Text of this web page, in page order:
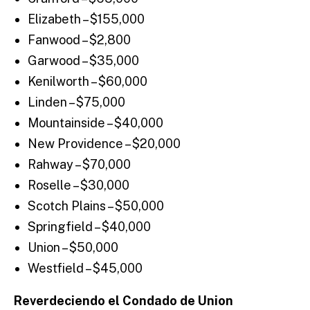
Elizabeth – $155,000
Fanwood – $2,800
Garwood – $35,000
Kenilworth – $60,000
Linden – $75,000
Mountainside – $40,000
New Providence – $20,000
Rahway – $70,000
Roselle – $30,000
Scotch Plains – $50,000
Springfield – $40,000
Union – $50,000
Westfield – $45,000
Reverdeciendo el Condado de Union